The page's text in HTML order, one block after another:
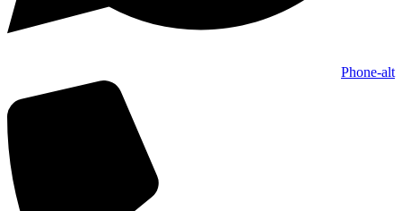
Phone-alt